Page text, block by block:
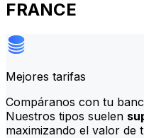
FRANCE
Mejores tarifas
Compáranos con tu
Nuestros tipos suelen
maximizando el valor de